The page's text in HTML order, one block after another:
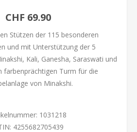
CHF 69.90
Stützen der 115 besonderen
und mit Unterstützung der 5
Kali, Ganesha, Saraswati und
farbenprächtigen Turm für die
von Minakshi.
1031218
4255682705439